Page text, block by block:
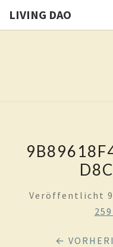
LIVING DAO
Veröffentlicht
←